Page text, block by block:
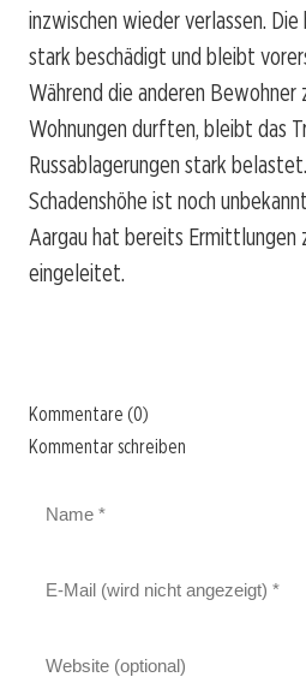
inzwischen wieder verlassen.
stark beschädigt und bleibt
Während die anderen Bewohner
Wohnungen durften, bleibt das
Russablagerungen stark
Schadenshöhe ist noch
Aargau hat bereits Ermittlungen
eingeleitet.
Kommentare (0)
Kommentar schreiben